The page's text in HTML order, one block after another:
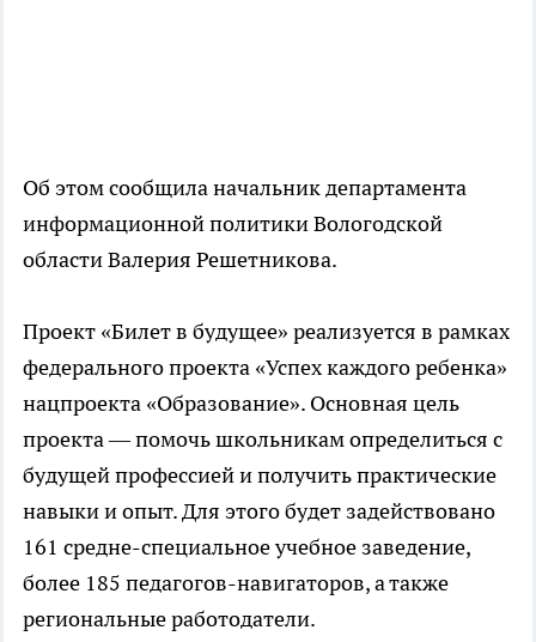
Об этом сообщила начальник департамента
информационной политики Вологодской
области Валерия Решетникова.
Проект «Билет в будущее» реализуется в рамках
федерального проекта «Успех каждого ребенка»
нацпроекта «Образование». Основная цель
проекта — помочь школьникам определиться с
будущей профессией и получить практические
навыки и опыт. Для этого будет задействовано
161 средне-специальное учебное заведение,
более 185 педагогов-навигаторов, а также
региональные работодатели.